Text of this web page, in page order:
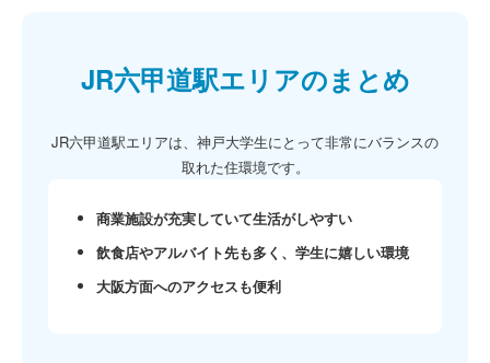
JR六甲道駅エリアのまとめ
JR六甲道駅エリアは、神戸大学生にとって非常にバランスの
取れた住環境です。
商業施設が充実していて生活がしやすい
飲食店やアルバイト先も多く、学生に嬉しい環境
大阪方面へのアクセスも便利